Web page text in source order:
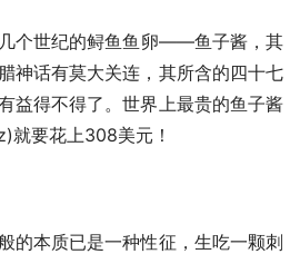
世纪的鲟鱼鱼卵——鱼子酱，其
神话有莫大关连，其所含的四十七
益得不得了。世界上最贵的鱼子酱
就要花上308美元！
本质已是一种性征，生吃一颗刺